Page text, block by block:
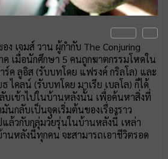
ง เจมส์ วาน ผู้กำกับ The Conjuring
ค เมื่อนักศึกษา 5 คนถูกฆาตกรรมโหดใน
ร์ค ลูอิส (รับบทโดย แฟรงค์ กริลโล) และ
ไคลน์ (รับบทโดย มาเรีย เบลโล) ก็ได้
บเข้าไปในบ้านหลังนั้น เพื่อค้นหาสิ่งที่
นกลับเป็นจุดเริ่มต้นของเรื่องราว
ล้วกับกลุ่มวัยรุ่นในบ้านหลังนี้ เหล่า
นหลังนี้ทุกคน จะสามารถเอาชีวิตรอด